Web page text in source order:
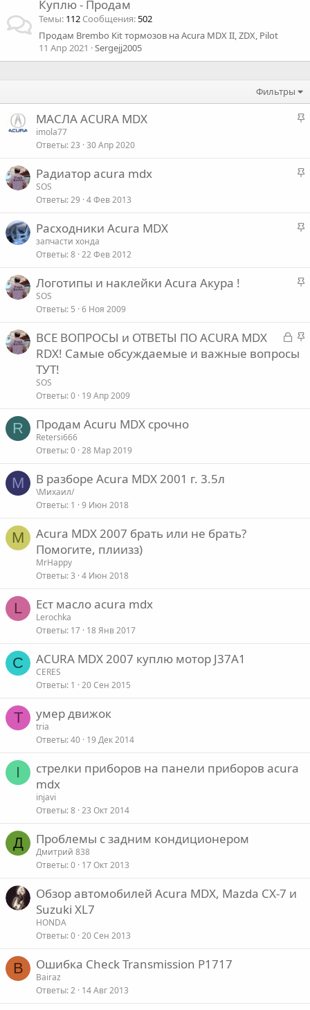
Куплю - Продам
Темы 112 Сообщения 502
Продам Brembo Kit тормозов на Acura MDX II, ZDX, Pilot
11 Апр 2021
Sergejj2005
Фильтры
З
е
н
МАСЛА ACURA MDX
imola77
Ответы 23 30 Апр 2020
З
е
н
Радиатор acura mdx
SOS
Ответы 29 4 Фев 2013
З
е
н
Расходники Acura MDX
запчасти хонда
Ответы 8 22 Фев 2012
З
е
Логотипы и наклейки Acura Акура !
SOS
Ответы 5 6 Ноя 2009
З
а
З
ВСЕ ВОПРОСЫ и ОТВЕТЫ ПО ACURA MDX
RDX! Самые обсуждаемые и важные вопросы
ТУТ!
SOS
Ответы 0 19 Апр 2009
R Продам Acuru MDX срочно
Retersi666
Ответы 0 28 Мар 2019
М В разборе Acura MDX 2001 г. 3.5л
\Михаил/
Ответы 1 9 Июн 2018
M
Acura MDX 2007 брать или не брать?
Помогите, плиизз)
MrHappy
Ответы 3 4 Июн 2018
L Ест масло acura mdx
Lerochka
Ответы 17 18 Янв 2017
C ACURA MDX 2007 куплю мотор J37A1
CERES
Ответы 1 20 Сен 2015
T умер движок
tria
Ответы 40 19 Дек 2014
I
стрелки приборов на панели приборов acura
mdx
injavi
Ответы 8 23 Окт 2014
Д Проблемы с задним кондиционером
Дмитрий 838
Ответы 0 17 Окт 2013
Обзор автомобилей Acura MDX, Mazda CX-7 и
Suzuki XL7
HONDA
Ответы 0 20 Сен 2013
B Ошибка Check Transmission P1717
Bairaz
Ответы 2 14 Авг 2013